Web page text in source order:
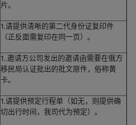
片。
1.请提供清晰的第二代身份证复印件
（正反面需复印在同一页）。
1..邀请方公司发出的邀请函需要在俄方
移民局认证批出的批文原件，俗称黄
卡。
1.请提供预定行程单（如无，则提供确
切出行时间，我司代为预定）。